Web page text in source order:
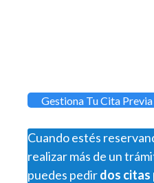
Gestiona Tu Cita
Cuando estés
realizar más de un
puedes pedirdos citas